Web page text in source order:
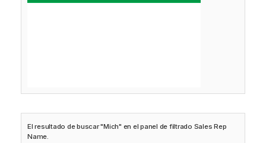
El resultado de buscar "Mich" en el panel de filtrado Sales Rep
Name.